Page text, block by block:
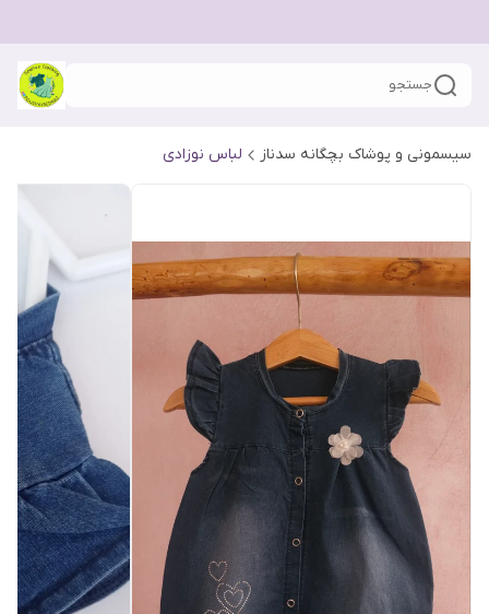
جستجو
سیسمونی و پوشاک بچگانه سدناز لباس نوزادی